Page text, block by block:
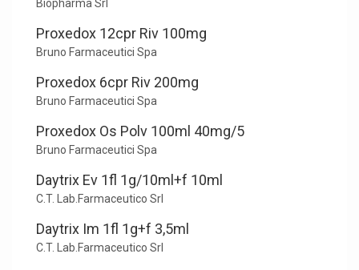
Biopharma Srl
Proxedox 12cpr Riv 100mg
Bruno Farmaceutici Spa
Proxedox 6cpr Riv 200mg
Bruno Farmaceutici Spa
Proxedox Os Polv 100ml 40mg/5
Bruno Farmaceutici Spa
Daytrix Ev 1fl 1g/10ml+f 10ml
C.T. Lab.Farmaceutico Srl
Daytrix Im 1fl 1g+f 3,5ml
C.T. Lab.Farmaceutico Srl